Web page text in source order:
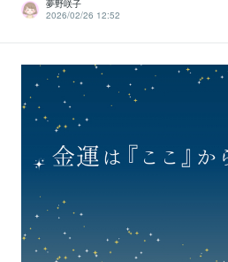
夢野咲子
2026/02/26 12:52